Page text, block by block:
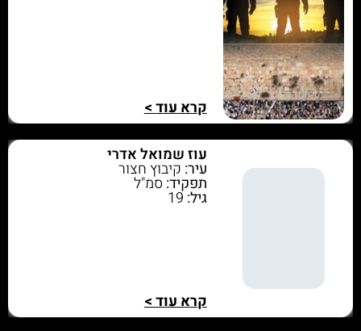
קרא עוד >
עוז שמואל אדרי
עיר: קיבוץ חצור
תפקיד: סמ"ל
גיל:19
קרא עוד >